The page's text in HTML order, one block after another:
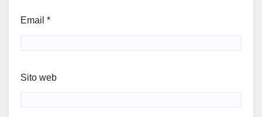
Email *
Sito web